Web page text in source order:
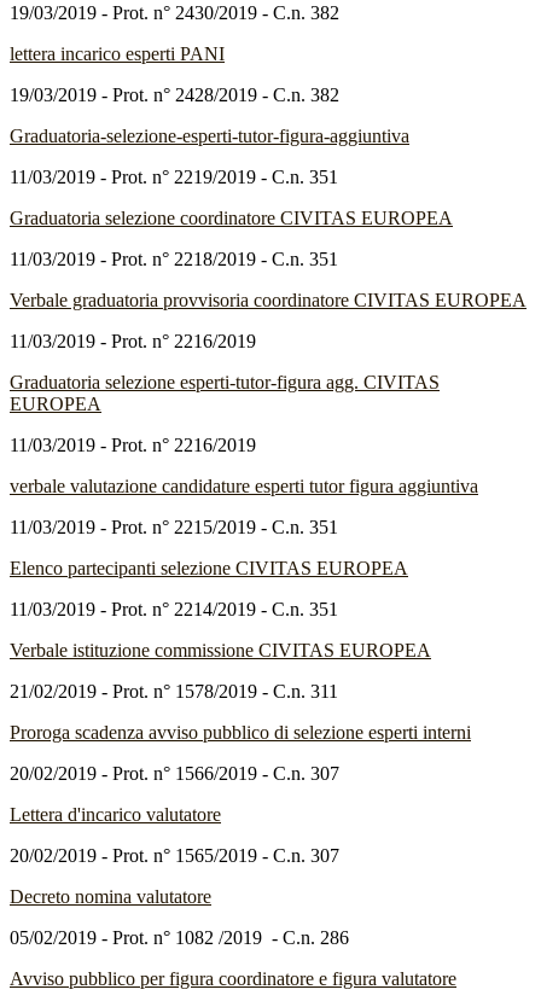
19/03/2019 - Prot. n° 2430/2019 - C.n. 382
lettera incarico esperti PANI
19/03/2019 - Prot. n° 2428/2019 - C.n. 382
Graduatoria-selezione-esperti-tutor-figura-aggiuntiva
11/03/2019 - Prot. n° 2219/2019 - C.n. 351
Graduatoria selezione coordinatore CIVITAS EUROPEA
11/03/2019 - Prot. n° 2218/2019 - C.n. 351
Verbale graduatoria provvisoria coordinatore CIVITAS EUROPEA
11/03/2019 - Prot. n° 2216/2019
Graduatoria selezione esperti-tutor-figura agg. CIVITAS
EUROPEA
11/03/2019 - Prot. n° 2216/2019
verbale valutazione candidature esperti tutor figura aggiuntiva
11/03/2019 - Prot. n° 2215/2019 - C.n. 351
Elenco partecipanti selezione CIVITAS EUROPEA
11/03/2019 - Prot. n° 2214/2019 - C.n. 351
Verbale istituzione commissione CIVITAS EUROPEA
21/02/2019 - Prot. n° 1578/2019 - C.n. 311
Proroga scadenza avviso pubblico di selezione esperti interni
20/02/2019 - Prot. n° 1566/2019 - C.n. 307
Lettera d'incarico valutatore
20/02/2019 - Prot. n° 1565/2019 - C.n. 307
Decreto nomina valutatore
05/02/2019 - Prot. n° 1082 /2019 - C.n. 286
Avviso pubblico per figura coordinatore e figura valutatore